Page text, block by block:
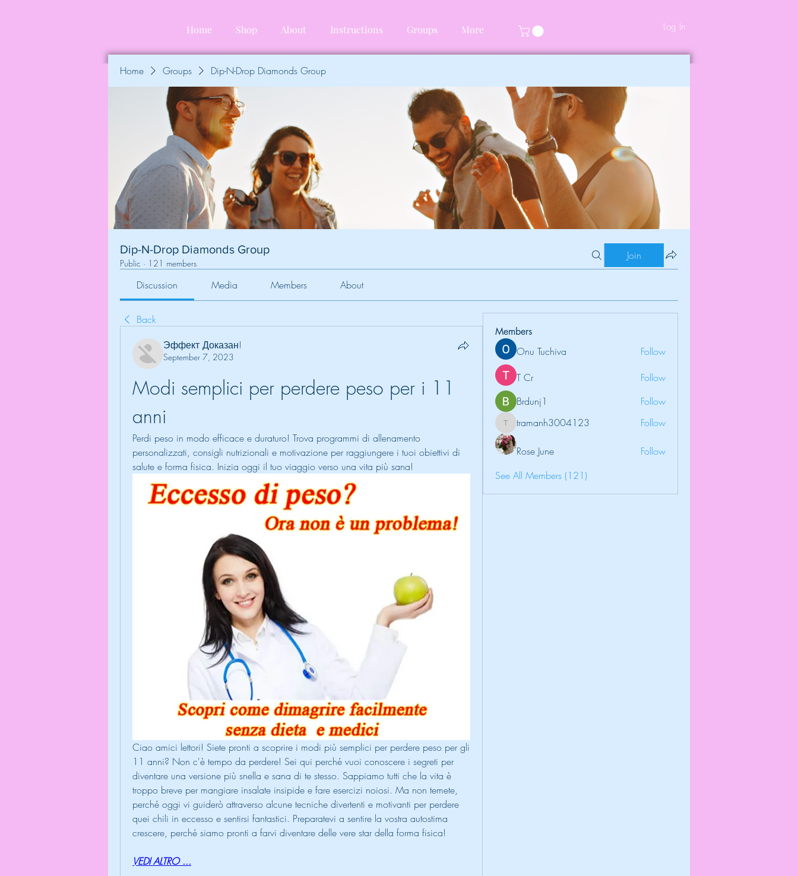
Home Shop About Instructions Groups More Log In
Home Groups Dip-N-Drop Diamonds Group
Dip-N-Drop Diamonds Group
Public · 121 members
Join
Discussion Media Members About
Back
Эффект Доказан!
September 7, 2023
Modi semplici per perdere peso per i 11
anni
Perdi peso in modo efficace e duraturo! Trova programmi di allenamento
personalizzati, consigli nutrizionali e motivazione per raggiungere i tuoi obiettivi di
salute e forma fisica. Inizia oggi il tuo viaggio verso una vita più sana!
Ciao amici lettori! Siete pronti a scoprire i modi più semplici per perdere peso per gli
11 anni? Non c'è tempo da perdere! Sei qui perché vuoi conoscere i segreti per
diventare una versione più snella e sana di te stesso. Sappiamo tutti che la vita è
troppo breve per mangiare insalate insipide e fare esercizi noiosi. Ma non temete,
perché oggi vi guiderò attraverso alcune tecniche divertenti e motivanti per perdere
quei chili in eccesso e sentirsi fantastici. Preparatevi a sentire la vostra autostima
crescere, perché siamo pronti a farvi diventare delle vere star della forma fisica!
VEDI ALTRO ...
Members
Onu Tuchiva
Follow
T Cr
Follow
Brdunj1
Follow
tramanh3004123
tramanh3004123 Follow
Rose June
Follow
See All Members (121)